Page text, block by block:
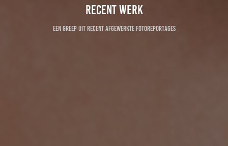
Recent Werk
Een greep uit recent afgewerkte fotoreportages